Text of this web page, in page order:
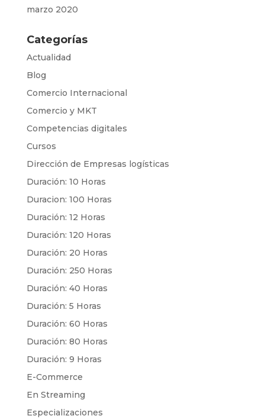
marzo 2020
Categorías
Actualidad
Blog
Comercio Internacional
Comercio y MKT
Competencias digitales
Cursos
Dirección de Empresas logísticas
Duración: 10 Horas
Duracion: 100 Horas
Duración: 12 Horas
Duración: 120 Horas
Duración: 20 Horas
Duración: 250 Horas
Duración: 40 Horas
Duración: 5 Horas
Duración: 60 Horas
Duración: 80 Horas
Duración: 9 Horas
E-Commerce
En Streaming
Especializaciones